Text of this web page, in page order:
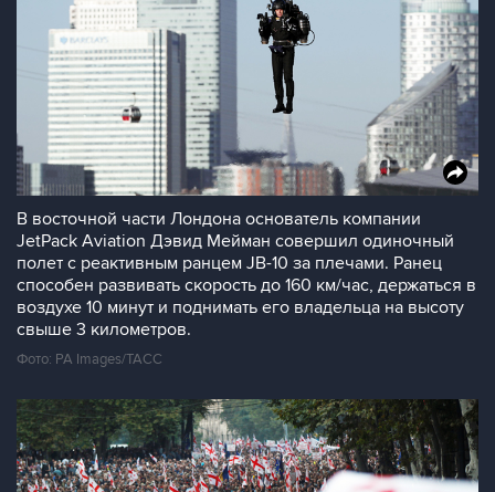
В восточной части Лондона основатель компании
JetPack Aviation Дэвид Мейман совершил одиночный
полет с реактивным ранцем JB-10 за плечами. Ранец
способен развивать скорость до 160 км/час, держаться в
воздухе 10 минут и поднимать его владельца на высоту
свыше 3 километров.
Фото: PA Images/ТАСС